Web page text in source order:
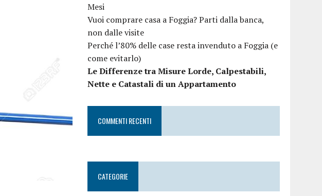
Mesi
Vuoi comprare casa a Foggia? Parti dalla banca,
non dalle visite
Perché l’80% delle case resta invenduto a Foggia (e
come evitarlo)
Le Differenze tra Misure Lorde, Calpestabili,
Nette e Catastali di un Appartamento
COMMENTI RECENTI
CATEGORIE